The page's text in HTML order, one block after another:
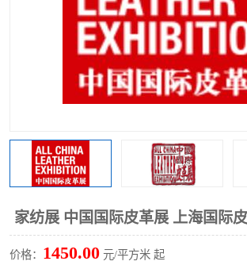
家纺展 中国国际皮革展 上海国际
价格： 1450.00 元/平方米 起